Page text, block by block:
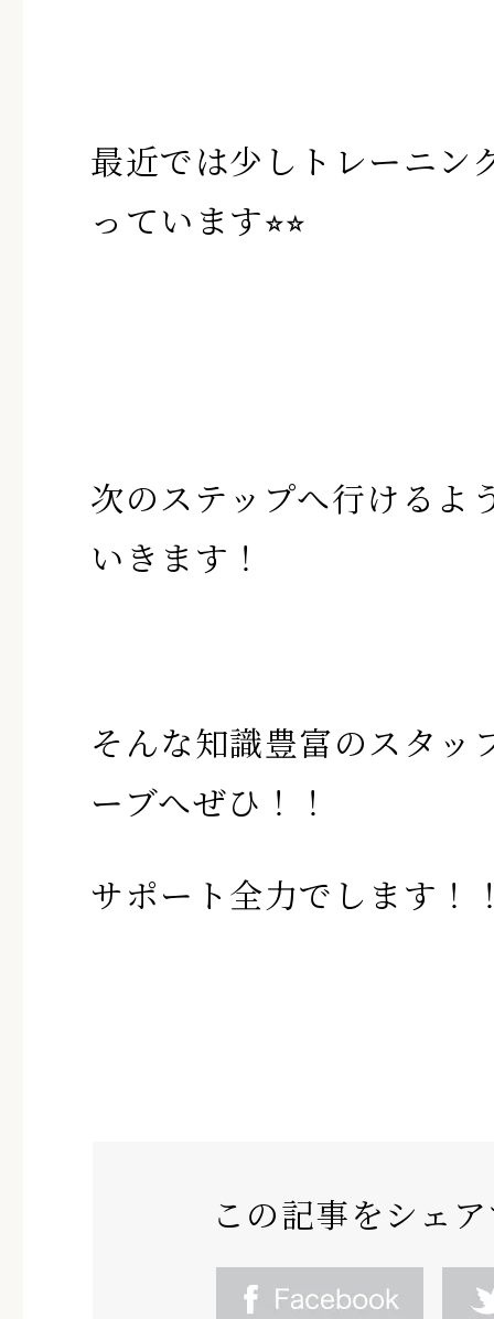
最近では少しトレーニン
っています⭐︎⭐︎
次のステップへ行けるよ
いきます！
そんな知識豊富のスタッ
ーブへぜひ！！
サポート全力でします！
この記事をシェ